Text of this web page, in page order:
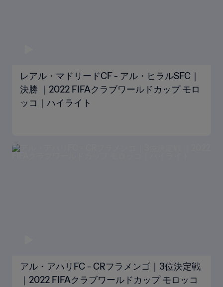
レアル・マドリードCF - アル・ヒラルSFC｜
決勝 ｜2022 FIFAクラブワールドカップ モロ
ッコ｜ハイライト
アル・アハリFC - CRフラメンゴ｜3位決定戦
｜2022 FIFAクラブワールドカップ モロッコ